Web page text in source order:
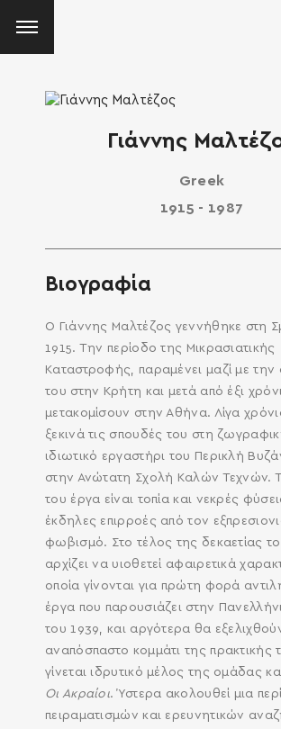
Γιάννης
Greek
1915 - 1987
Βιογραφία
Ο Γιάννης Μαλτέζος γεννήθηκε στη
1915. Την περίοδο της Μικρασιατικής
Καταστροφής, παραμένει μαζί με την
του στην Κρήτη και μετά από έξι
μετακομίσουν στην Αθήνα. Λίγα
ξεκινά τις σπουδές του στη
ιδιωτικό εργαστήρι του Περικλή
στην Ανώτατη Σχολή Καλών Τεχνών.
του έργα είναι τοπία και νεκρές
έκδηλες επιρροές από τον
φωβισμό. Στο τέλος της δεκαετίας
αρχίζει να υιοθετεί αφαιρετικά
οποία γίνονται για πρώτη φορά
έργα που παρουσιάζει στην
του 1939, και αργότερα θα
αναπόσπαστο κομμάτι της πρακτικής
γίνεται ιδρυτικό μέλος της ομάδας
Οι Ακραίοι. Ύστερα ακολουθεί μια
πειραματισμών και ερευνητικών